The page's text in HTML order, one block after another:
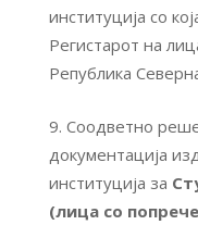
институција со
Регистарот на
Република
Соодветно
документација
институција за С
(лица со